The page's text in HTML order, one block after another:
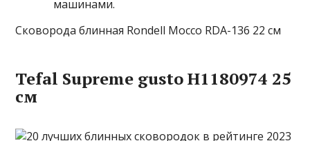
машинами.
Сковорода блинная Rondell Mocco RDA-136 22 см
Tefal Supreme gusto H1180974 25
см